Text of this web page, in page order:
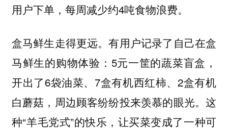
用户下单，每周减少约4吨食物浪费。
盒马鲜生走得更远。有用户记录了自己在盒
马鲜生的购物体验：5元一筐的蔬菜盲盒，
开出了6袋油菜、7盒有机西红柿、2盒有机
白蘑菇，周边顾客纷纷投来羡慕的眼光。这
种“羊毛党式”的快乐，让买菜变成了一种可